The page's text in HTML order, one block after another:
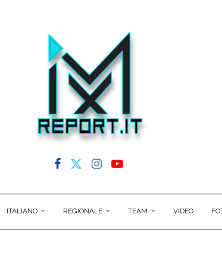
ITALIANO REGIONALE TEAM VIDEO